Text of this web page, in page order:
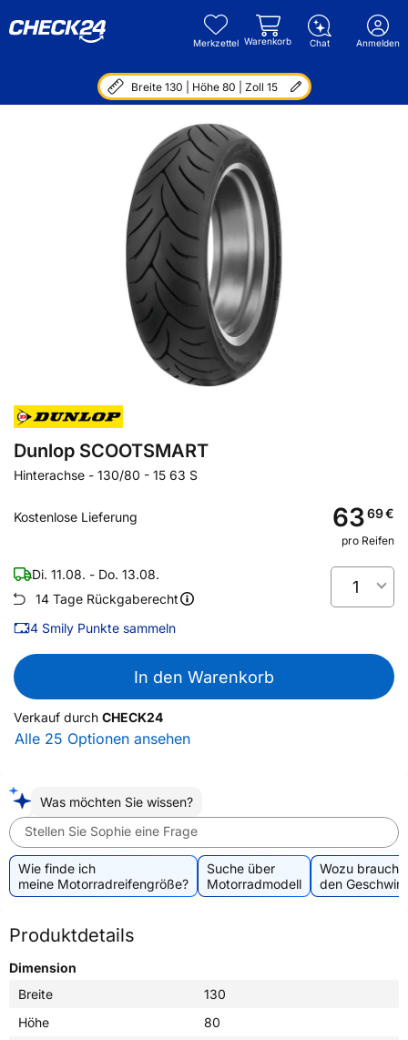
Merkzettel Warenkorb Chat Anmelden
Breite 130 | Höhe 80 | Zoll 15
Dunlop SCOOTSMART
Hinterachse - 130/80 - 15 63 S
Kostenlose Lieferung 6369€
pro Reifen
Di. 11.08. - Do. 13.08.
14 Tage Rückgaberecht
4 Smily Punkte sammeln
1
In den Warenkorb
Verkauf durch CHECK24
Alle 25 Optionen ansehen
Was möchten Sie wissen?
Stellen Sie Sophie eine Frage
Wie finde ich
meine Motorradreifengröße?
Suche über
Motorradmodell
Wozu
den
Produktdetails
Dimension
Breite
130
Höhe
80